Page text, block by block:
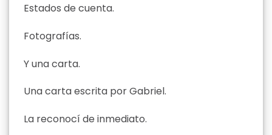
Estados de cuenta.
Fotografías.
Y una carta.
Una carta escrita por Gabriel.
La reconocí de inmediato.